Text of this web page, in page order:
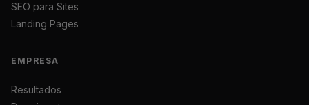
SEO para Sites
Landing Pages
EMPRESA
Resultados